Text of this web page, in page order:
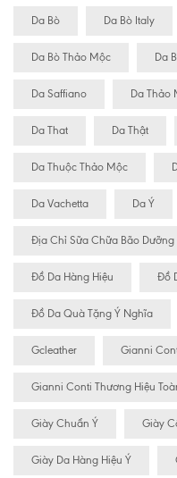
Da Bò Da Bò Italy
Da Bò Thảo Mộc Da
Da Saffiano Da Thảo
Da That Da Thật
Da Thuộc Thảo Mộc
Da Vachetta Da Ý
Địa Chỉ Sữa Chữa Bão
Đồ Da Hàng Hiệu Đồ
Đồ Da Quà Tặng Ý Nghĩa
Gcleather Gianni
Gianni Conti Thương Hiệu
Giày Chuẩn Ý Giày
Giày Da Hàng Hiệu Ý